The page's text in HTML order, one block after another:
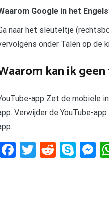
Google in het
naar het sleuteltje
onder Talen op de
kan ik
app Zet de mobiele
Verwijder de YouTube-
Facebook
Twitter
Reddit